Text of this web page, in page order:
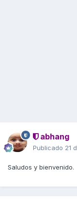
abhang
Publicado 21
Saludos y bienvenido.